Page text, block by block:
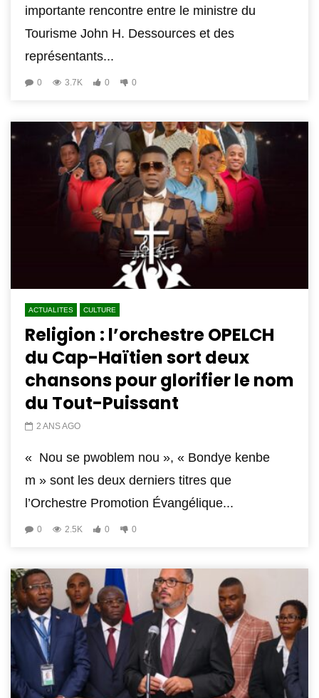
importante rencontre entre le ministre du
Tourisme John H. Dessources et des
représentants...
0 3.7K 0 0
ACTUALITES CULTURE
Religion : l’orchestre OPELCH
du Cap-Haïtien sort deux
chansons pour glorifier le nom
du Tout-Puissant
2 ANS AGO
« Nou se pwoblem nou », « Bondye kenbe
m » sont les deux derniers titres que
l’Orchestre Promotion Évangélique...
0 2.5K 0 0